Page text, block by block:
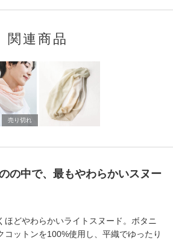
関連商品
売り切れ
の中で、最もやわらかいスヌー
ほどやわらかいライトスヌード。ボタニ
コットンを100%使用し、平織でゆったり